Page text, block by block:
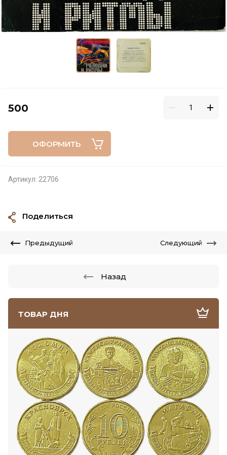
ТОВАР ДНЯ
500
ОФОРМИТЬ
Артикул: 22706
Поделиться
Предыдущий Следующий
Назад